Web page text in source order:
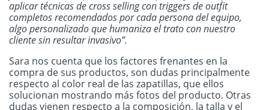
aplicar técnicas de cross selling con triggers de outfit
completos recomendados por cada persona del equipo,
algo personalizado que humaniza el trato con nuestro
cliente sin resultar invasivo”.
Sara nos cuenta que los factores frenantes en la
compra de sus productos, son dudas principalmente
respecto al color real de las zapatillas, que ellos
solucionan mostrando más fotos del producto. Otras
dudas vienen respecto a la composición, la talla y el